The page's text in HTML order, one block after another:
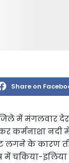
Share on
जिले में मंगलवार
कर्मनाशा
लगने के कारण
में चकिया-